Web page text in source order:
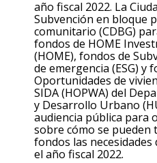
año fiscal 2022. La
Subvención en bloque
comunitario (CDBG)
fondos de HOME
(HOME), fondos de
de emergencia (ESG) y
Oportunidades de
SIDA (HOPWA) del
y Desarrollo Urbano
audiencia pública para
sobre cómo se pueden
fondos las
el año fiscal 2022.